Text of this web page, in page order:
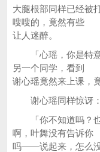
大腿根部同样已经被
嗖嗖的，竟然有些
让人迷醉。
「心瑶，你是特意
另一个同学，看到
谢心瑶竟然来上课，
谢心瑶同样惊讶：
「你不知道吗？也
啊，叶舞没有告诉你
吗——说起来，怎么没